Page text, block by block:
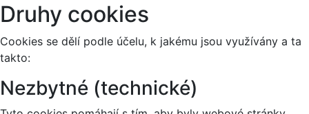
Druhy cookies
Cookies se dělí podle účelu, k jakému jsou využívány a ta
takto:
Nezbytné (technické)